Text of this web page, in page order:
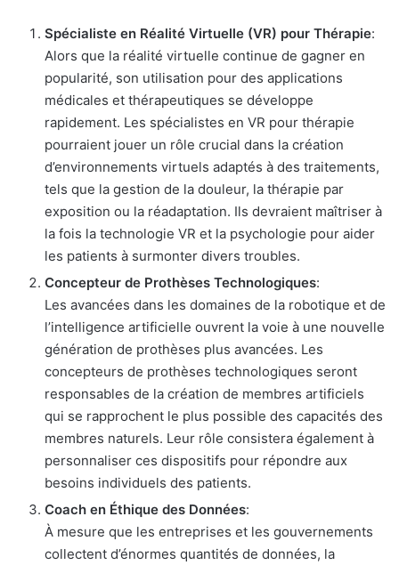
Spécialiste en Réalité Virtuelle (VR) pour Thérapie:
Alors que la réalité virtuelle continue de gagner en
popularité, son utilisation pour des applications
médicales et thérapeutiques se développe
rapidement. Les spécialistes en VR pour thérapie
pourraient jouer un rôle crucial dans la création
d’environnements virtuels adaptés à des traitements,
tels que la gestion de la douleur, la thérapie par
exposition ou la réadaptation. Ils devraient maîtriser à
la fois la technologie VR et la psychologie pour aider
les patients à surmonter divers troubles.
Concepteur de Prothèses Technologiques:
Les avancées dans les domaines de la robotique et de
l’intelligence artificielle ouvrent la voie à une nouvelle
génération de prothèses plus avancées. Les
concepteurs de prothèses technologiques seront
responsables de la création de membres artificiels
qui se rapprochent le plus possible des capacités des
membres naturels. Leur rôle consistera également à
personnaliser ces dispositifs pour répondre aux
besoins individuels des patients.
Coach en Éthique des Données:
À mesure que les entreprises et les gouvernements
collectent d’énormes quantités de données, la